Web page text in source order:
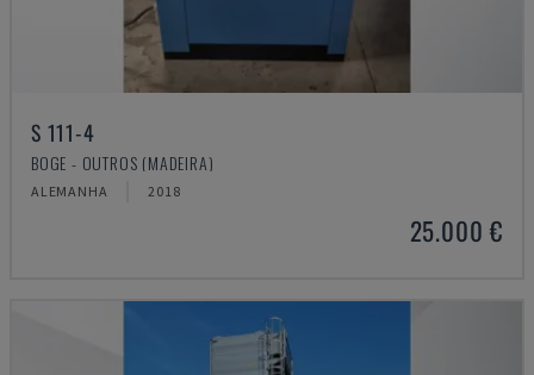
S 111-4
BOGE - OUTROS (MADEIRA)
ALEMANHA 2018
25.000 €